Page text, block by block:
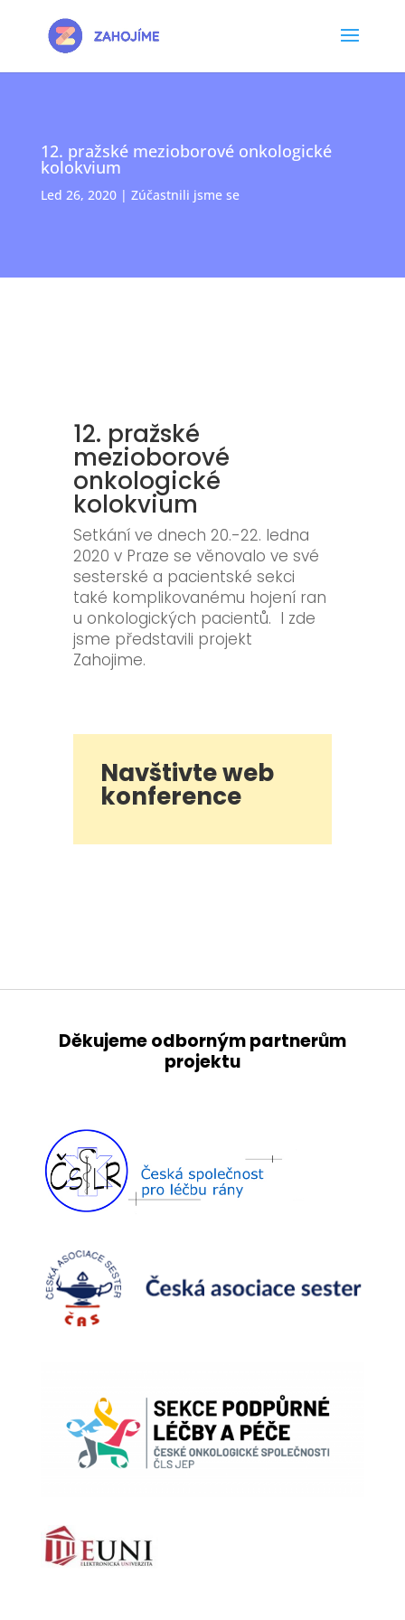
12. pražské mezioborové onkologické
kolokvium
Led 26, 2020| Zúčastnili jsme se
12. pražské
mezioborové
onkologické
kolokvium
Setkání ve dnech 20.-22. ledna
2020 v Praze se věnovalo ve své
sesterské a pacientské sekci
také komplikovanému hojení ran
u onkologických pacientů. I zde
jsme představili projekt
Zahojime.
Navštivte web
konference
Děkujeme odborným partnerům
projektu